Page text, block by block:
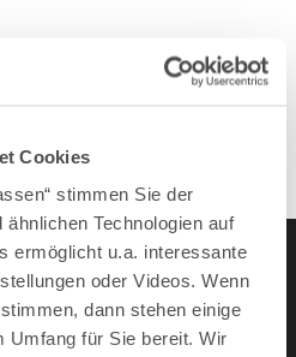
Cookies
stimmen Sie der
Technologien auf
ermöglicht u.a. interessante
oder Videos. Wenn
dann stehen einige
Umfang für Sie bereit. Wir
LinkedInYouTube